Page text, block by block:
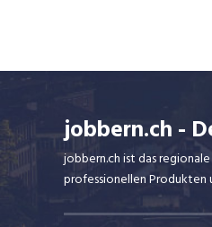
jobbern.ch -
jobbern.ch ist das
professionellen Produkten